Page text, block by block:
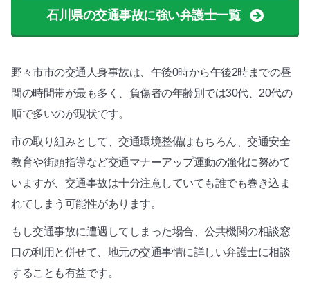
石川県の交通事故に強い弁護士一覧
野々市市の交通人身事故は、午後0時から午後2時までの昼
間の時間帯が最も多く、負傷者の年齢別では30代、20代の
順で多いのが現状です。
市の取り組みとして、交通環境整備はもちろん、交通安全
教育や街頭指導など交通マナーアップ運動の強化に努めて
いますが、交通事故は十分注意していても誰でも巻き込ま
れてしまう可能性があります。
もし交通事故に遭遇してしまった場合、公共機関の相談窓
口の利用と併せて、地元の交通事情に詳しい弁護士に相談
することも有益です。